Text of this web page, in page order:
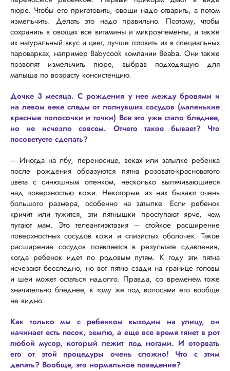
пюре. Чтобы его приготовить, овощи надо отварить, а потом
измельчить. Делать это надо правильно. Поэтому, чтобы
сохранить в овощах все витамины и микроэлементы, а также
их натуральный вкус и цвет, лучше готовить их в специальных
пароварках, например Babycook компании Beaba. Они также
позволят измельчить пюре, выбрав подходящую для
малыша по возрасту консистенцию.
Дочке 3 месяца. С рождения у нее между бровями и
на левом веке следы от лопнувших сосудов (маленькие
красные полосочки и точки) Все это уже стало бледнее,
но не исчезло совсем. Отчего такое бывает? Что
посоветуете сделать?
– Иногда на лбу, переносице, веках или затылке ребенка
после рождения образуются пятна розовато-красноватого
цвета с синюшным оттенком, несколько выпячивающиеся
над поверхностью кожи. Некоторые из них бывают очень
большого размера, особенно на затылке. Если ребенок
кричит или тужится, эти пятнышки проступают ярче, чем
пугают мам. Это телеангиэктазия – стойкое расширение
поверхностных сосудов кожи и слизистых оболочек. Такое
расширение сосудов появляется в результате сдавления,
когда ребенок идет по родовым путям. К году эти пятна
исчезают бесследно, но вот пятно сзади на границе головы
и шеи может остаться надолго. Правда, со временем тоже
значительно бледнее, к тому же под волосами его вообще
не видно.
Как только мы с ребенком выходим на улицу, он
начинает есть песок, землю, а еще все время тянет в рот
любой мусор, который лежит под ногами. И оторвать
его от этой процедуры очень сложно! Что с этим
делать? Вообще, это нормальное поведение?